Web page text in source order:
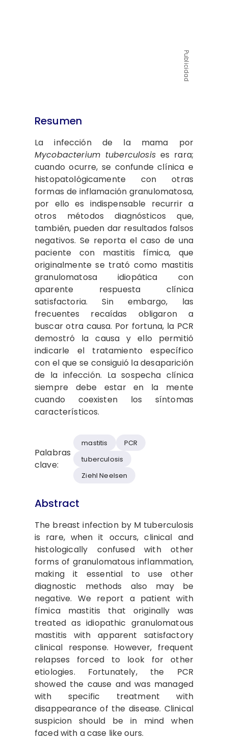
Publicidad
Resumen
La infección de la mama por
Mycobacterium tuberculosises rara;
cuando ocurre, se confunde clínica e
histopatológicamente con otras
formas de inflamación granulomatosa,
por ello es indispensable recurrir a
otros métodos diagnósticos que,
también, pueden dar resultados falsos
negativos. Se reporta el caso de una
paciente con mastitis fímica, que
originalmente se trató como mastitis
granulomatosa idiopática con
aparente respuesta clínica
satisfactoria. Sin embargo, las
frecuentes recaídas obligaron a
buscar otra causa. Por fortuna, la PCR
demostró la causa y ello permitió
indicarle el tratamiento específico
con el que se consiguió la desaparición
de la infección. La sospecha clínica
siempre debe estar en la mente
cuando coexisten los síntomas
característicos.
Palabras
clave:
mastitis
PCR
tuberculosis
Ziehl Neelsen
Abstract
The breast infection by M tuberculosis
is rare, when it occurs, clinical and
histologically confused with other
forms of granulomatous inflammation,
making it essential to use other
diagnostic methods also may be
negative. We report a patient with
fímica mastitis that originally was
treated as idiopathic granulomatous
mastitis with apparent satisfactory
clinical response. However, frequent
relapses forced to look for other
etiologies. Fortunately, the PCR
showed the cause and was managed
with specific treatment with
disappearance of the disease. Clinical
suspicion should be in mind when
faced with a case like ours.